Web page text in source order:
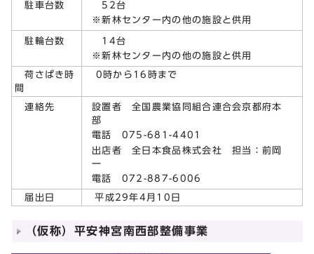
駐車台数
52台
※新林センター内の他の施設と供用
駐輪台数
14台
※新林センター内の他の施設と供用
荷さばき時
間
0時から16時まで
連絡先
設置者 全国農業協同組合連合会京都府本
部
電話 075-681-4401
出店者 全日本食品株式会社 担当：前岡
一
電話 072-887-6006
届出日 平成29年4月10日
（仮称）平安神宮南西部整備事業